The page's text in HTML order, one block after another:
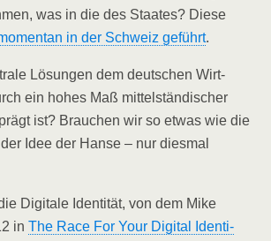
was in die des Staa­tes? Die­se
in der Schweiz geführt.
Lösun­gen dem deut­schen Wirt­
ein hohes Maß mit­tel­stän­di­scher
ist? Brau­chen wir so etwas wie die
Idee der Han­se – nur dies­mal
Digi­ta­le Iden­ti­tät, von dem Mike
in The Race For Your Digi­tal Iden­ti­